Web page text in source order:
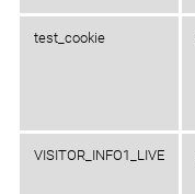
test_cookie
VISITOR_INFO1_LIVE